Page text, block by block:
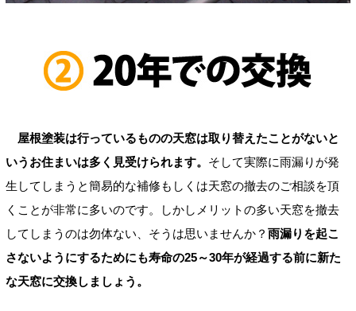
屋根塗装は行っているものの天窓は取り替えたことがないと
いうお住まいは多く見受けられます。 そして実際に雨漏りが発
生してしまうと簡易的な補修もしくは天窓の撤去のご相談を頂
くことが非常に多いのです。しかしメリットの多い天窓を撤去
してしまうのは勿体ない、そうは思いませんか？ 雨漏りを起こ
さないようにするためにも寿命の25～30年が経過する前に新た
な天窓に交換しましょう。